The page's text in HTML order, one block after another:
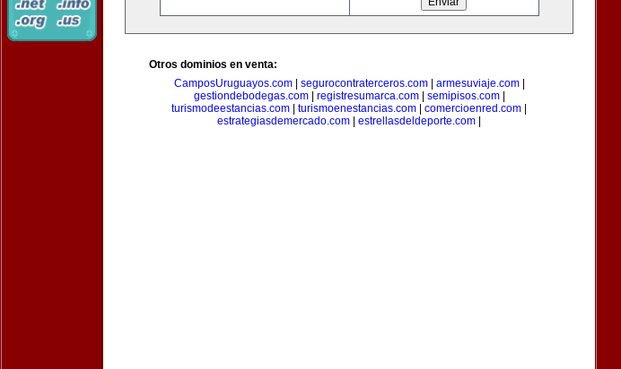
Otros dominios en venta:
CamposUruguayos.com| segurocontraterceros.com| armesuviaje.com|
gestiondebodegas.com| registresumarca.com| semipisos.com|
turismodeestancias.com
turismoenestancias.com comercioenred.com
estrategiasdemercado.com
estrellasdeldeporte.com